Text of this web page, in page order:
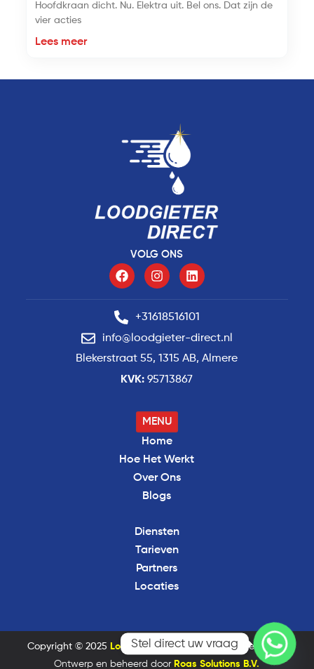
Hoofdkraan dicht. Nu. Elektra uit. Bel ons. Dat zijn de
vier acties
Lees meer
MENU
Home
Hoe Het Werkt
Over Ons
Blogs
VOLG ONS
+31618516101
info@loodgieter-direct.nl
Blekerstraat 55, 1315 AB, Almere
KVK: 95713867
Diensten
Tarieven
Partners
Locaties
Copyright © 2025 Loodgieter Direct– All Rights Reserved.
Ontwerp en beheerd door Roas Solutions B.V.
Stel direct uw vraag